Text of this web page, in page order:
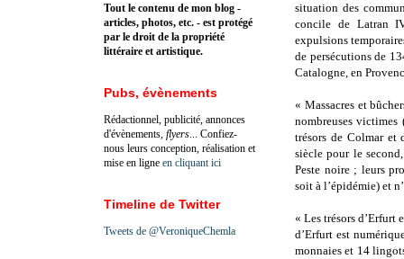
situation des
concile de Latran
expulsions
de persécutions de
Catalogne, en
« Massacres et
nombreuses
trésors de Colmar
siècle pour le
Peste noire ; leurs
soit à l’épidémie) et
« Les trésors d’Erfurt
d’Erfurt est
monnaies et 14
Tout le contenu de mon blog -
articles, photos, etc. - est protégé
par le droit de la propriété
littéraire et artistique.
Pubs, évènements
Rédactionnel, publicité, annonces
d'évènements, flyers ... Confiez-
nous leurs conception, réalisation et
mise en ligne en cliquant ici
Timeline de Twitter
Tweets de @VeroniqueChemla